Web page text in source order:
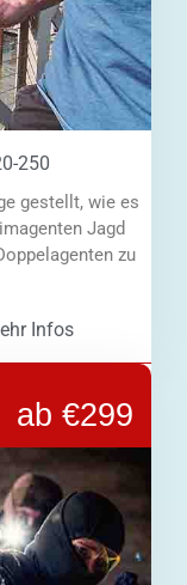
250
gestellt, wie es
Jagd
zu
Infos
ab €299